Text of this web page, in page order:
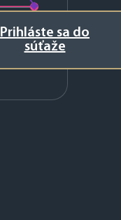
Prihláste sa do
súťaže